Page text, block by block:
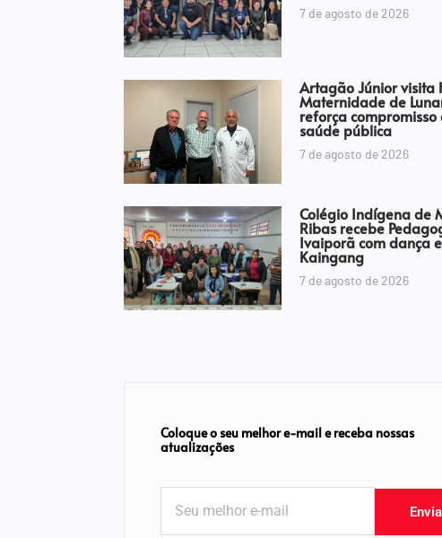
7 de agosto de 2026
Artagão Júnior visita
Maternidade de
reforça compromisso
saúde pública
7 de agosto de 2026
Colégio Indígena de
Ribas recebe
Ivaiporã com dança
Kaingang
7 de agosto de 2026
Coloque o seu melhor e-mail e receba nossas
atualizações